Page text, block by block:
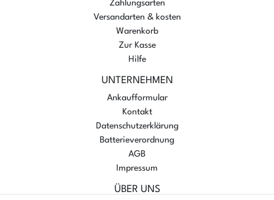
Zahlungsarten
Versandarten & kosten
Warenkorb
Zur Kasse
Hilfe
UNTERNEHMEN
Ankaufformular
Kontakt
Datenschutzerklärung
Batterieverordnung
AGB
Impressum
ÜBER UNS